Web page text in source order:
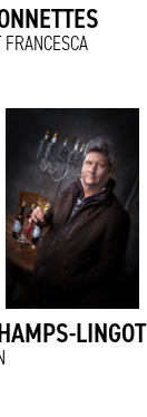
LINGOT